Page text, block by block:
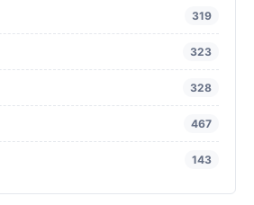
319
323
328
467
143